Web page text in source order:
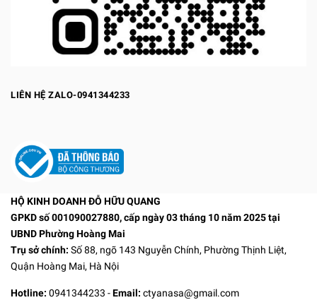
LIÊN HỆ ZALO-0941344233
HỘ KINH DOANH ĐỖ HỮU QUANG
GPKD số 001090027880, cấp ngày 03 tháng 10 năm 2025 tại
UBND Phường Hoàng Mai
Trụ sở chính: Số 88, ngõ 143 Nguyễn Chính, Phường Thịnh Liệt,
Quận Hoàng Mai, Hà Nội
Hotline: 0941344233 -Email: ctyanasa@gmail.com